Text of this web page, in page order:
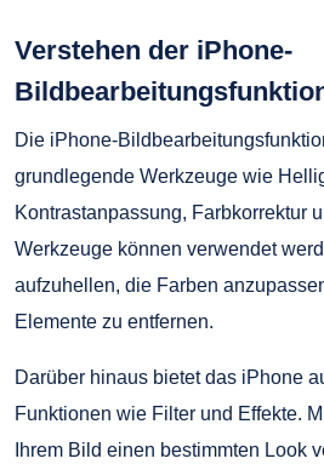
Verstehen der iPhone-
Die iPhone-
grundlegende Werkzeuge wie
Kontrastanpassung, Farbkorrektur
Werkzeuge können verwendet
aufzuhellen, die Farben
Elemente zu entfernen.
Darüber hinaus bietet das iPhone
Funktionen wie Filter und Effekte.
Ihrem Bild einen bestimmten Look